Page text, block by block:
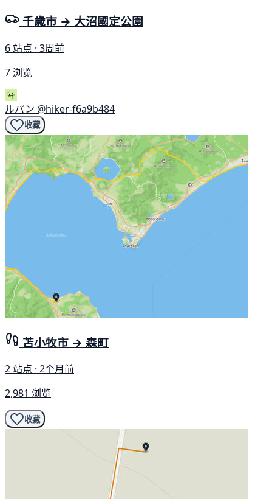
千歳市 → 大沼國定公園
6 站点 · 3周前
7 浏览
ルパン @hiker-f6a9b484
收藏
苫小牧市 → 森町
2 站点 · 2个月前
2,981 浏览
收藏